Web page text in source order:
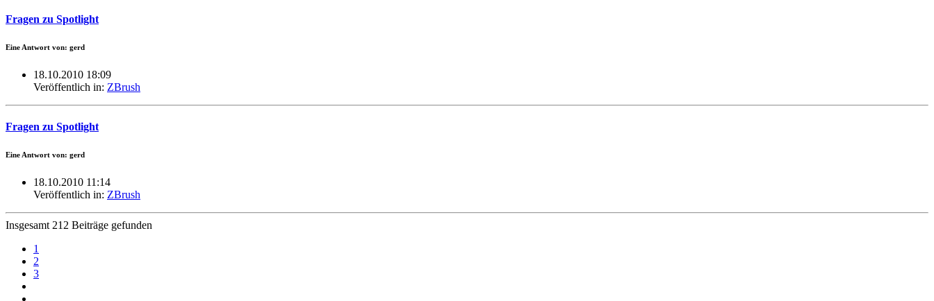
Fragen zu Spotlight
Eine Antwort von: gerd
18.10.2010 18:09
Veröffentlich in: ZBrush
Fragen zu Spotlight
Eine Antwort von: gerd
18.10.2010 11:14
Veröffentlich in: ZBrush
Insgesamt 212 Beiträge gefunden
1
2
3